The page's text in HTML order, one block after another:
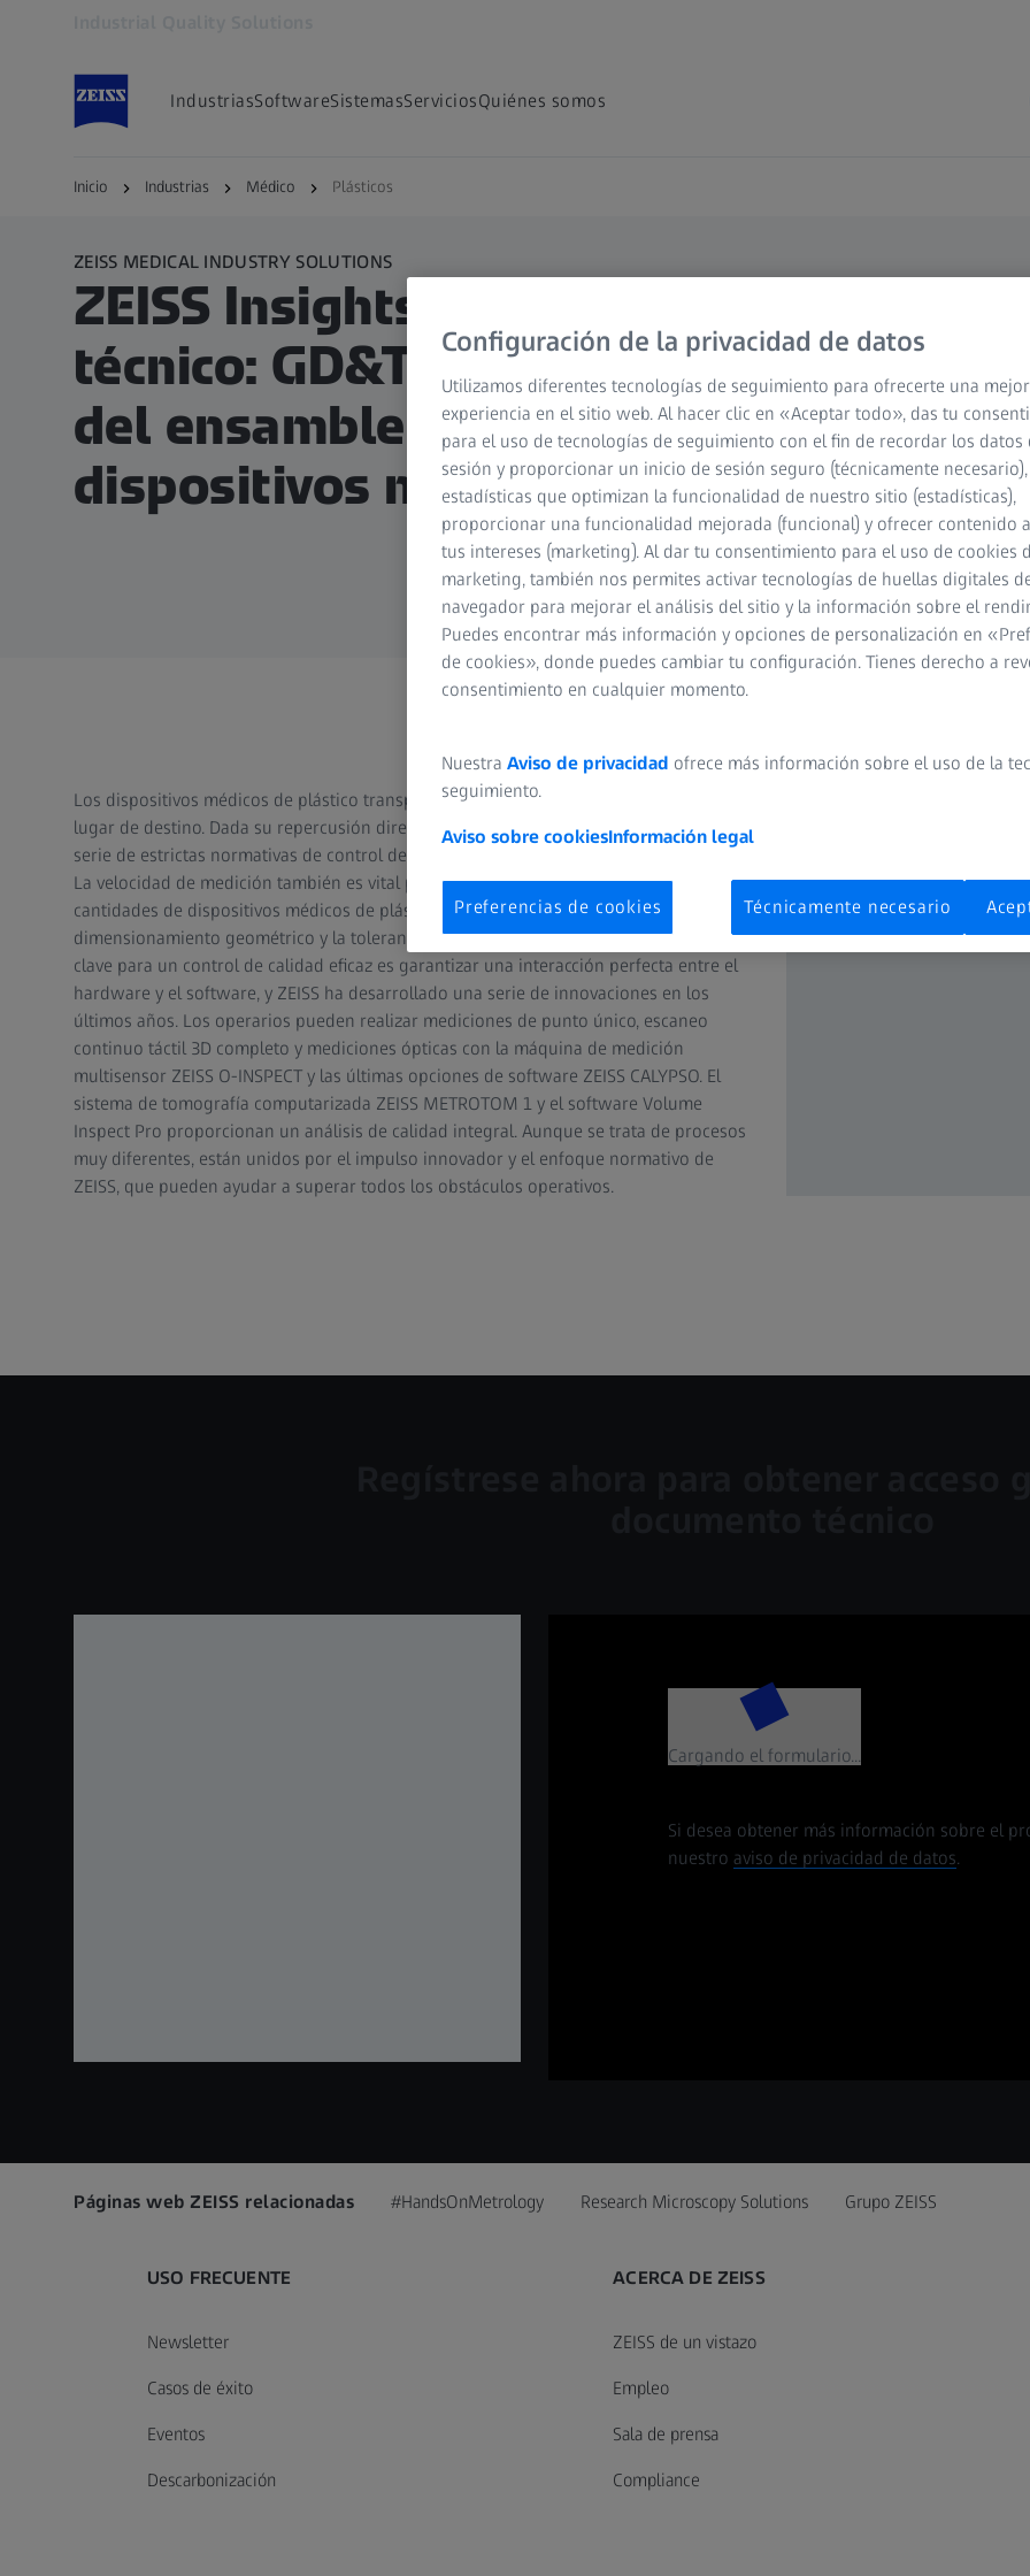
IndustriasSoftwareSistemasServiciosQuiénes somos
Inicio Industrias Médico Plásticos
ZEISS MEDICAL INDUSTRY SOLUTIONS
ZEISS Insights: Documento
técnico: GD&T e inspección
del ensamble final de
dispositivos médicos
Los dispositivos médicos de plástico transportan un compuesto farmacéutico a su
lugar de destino. Dada su repercusión directa en la calidad de vida, están sujetos a una
serie de estrictas normativas de control de calidad, entre ellas la FDA 21 CFR Parte 11.
La velocidad de medición también es vital para la manipulación eficaz de las enormes
cantidades de dispositivos médicos de plástico que se producen. Desde el
dimensionamiento geométrico y la tolerancia hasta la inspección final del ensamble, la
clave para un control de calidad eficaz es garantizar una interacción perfecta entre el
hardware y el software, y ZEISS ha desarrollado una serie de innovaciones en los
últimos años. Los operarios pueden realizar mediciones de punto único, escaneo
continuo táctil 3D completo y mediciones ópticas con la máquina de medición
multisensor ZEISS O-INSPECT y las últimas opciones de software ZEISS CALYPSO. El
sistema de tomografía computarizada ZEISS METROTOM 1 y el software Volume
Inspect Pro proporcionan un análisis de calidad integral. Aunque se trata de procesos
muy diferentes, están unidos por el impulso innovador y el enfoque normativo de
ZEISS, que pueden ayudar a superar todos los obstáculos operativos.
Cargando el formulario...
Si desea obtener más información sobre el
nuestro aviso de privacidad de datos.
Páginas web ZEISS relacionadas #HandsOnMetrology Research Microscopy Solutions Grupo ZEISS
USO FRECUENTE
Newsletter
Casos de éxito
Eventos
Descarbonización
ACERCA DE ZEISS
ZEISS de un vistazo
Empleo
Sala de prensa
Compliance
Configuración de la privacidad de datos
Utilizamos diferentes tecnologías de seguimiento para ofrecerte una mejor
experiencia en el sitio web. Al hacer clic en «Aceptar todo», das tu
para el uso de tecnologías de seguimiento con el fin de recordar los datos
sesión y proporcionar un inicio de sesión seguro (técnicamente
estadísticas que optimizan la funcionalidad de nuestro sitio (estadísticas),
proporcionar una funcionalidad mejorada (funcional) y ofrecer contenido
tus intereses (marketing). Al dar tu consentimiento para el uso de cookies
marketing, también nos permites activar tecnologías de huellas digitales
navegador para mejorar el análisis del sitio y la información sobre el
Puedes encontrar más información y opciones de personalización en
de cookies», donde puedes cambiar tu configuración. Tienes derecho a
consentimiento en cualquier momento.
Nuestra Aviso de privacidad ofrece más información sobre el uso de la
seguimiento.
Aviso sobre cookiesInformación legal
Preferencias de cookies Técnicamente necesario